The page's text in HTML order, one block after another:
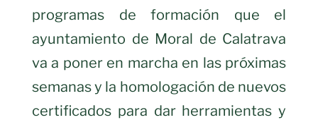
programas de formación que el
ayuntamiento de Moral de Calatrava
va a poner en marcha en las próximas
semanas y la homologación de nuevos
certificados para dar herramientas y